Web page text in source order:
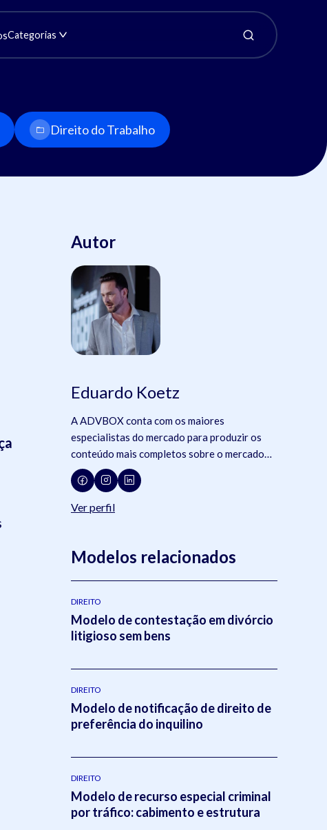
Categorias
Direito do Trabalho
Autor
Eduardo Koetz
A ADVBOX conta com os maiores
especialistas do mercado para produzir os
conteúdo mais completos sobre o mercado
jurídico, tecnologia e advocacia.
Ver perfil
Modelos relacionados
DIREITO
Modelo de contestação em divórcio
litigioso sem bens
DIREITO
Modelo de notificação de direito de
preferência do inquilino
DIREITO
Modelo de recurso especial criminal
por tráfico: cabimento e estrutura